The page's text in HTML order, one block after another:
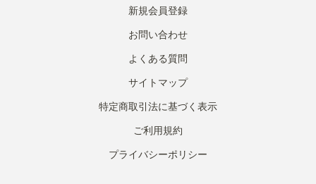
新規会員登録
お問い合わせ
よくある質問
サイトマップ
特定商取引法に基づく表示
ご利用規約
プライバシーポリシー